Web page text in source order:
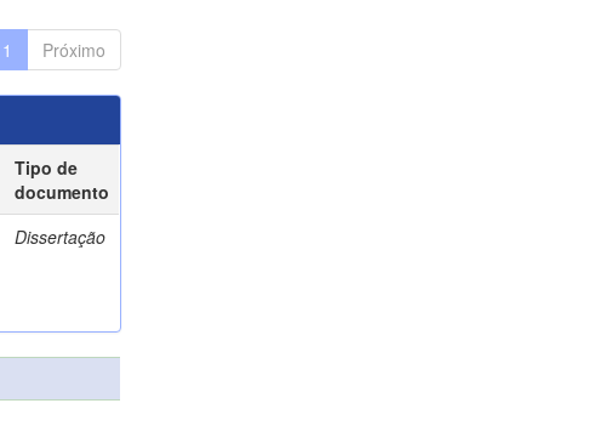
1 Próximo
Tipo de
documento
Dissertação